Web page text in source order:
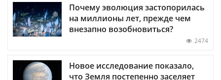
Почему эволюция застопорилась
на миллионы лет, прежде чем
внезапно возобновиться?
2474
Новое исследование показало,
что Земля постепенно заселяет